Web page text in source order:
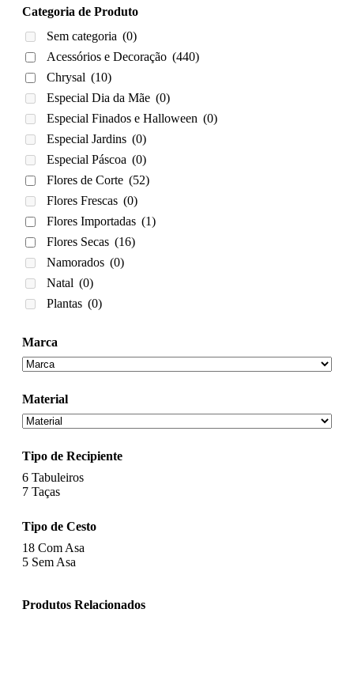
Categoria de Produto
Sem categoria (0)
Acessórios e Decoração (440)
Chrysal (10)
Especial Dia da Mãe (0)
Especial Finados e Halloween (0)
Especial Jardins (0)
Especial Páscoa (0)
Flores de Corte (52)
Flores Frescas (0)
Flores Importadas (1)
Flores Secas (16)
Namorados (0)
Natal (0)
Plantas (0)
Marca
Material
Tipo de Recipiente
6 Tabuleiros
7 Taças
Tipo de Cesto
18 Com Asa
5 Sem Asa
Produtos Relacionados